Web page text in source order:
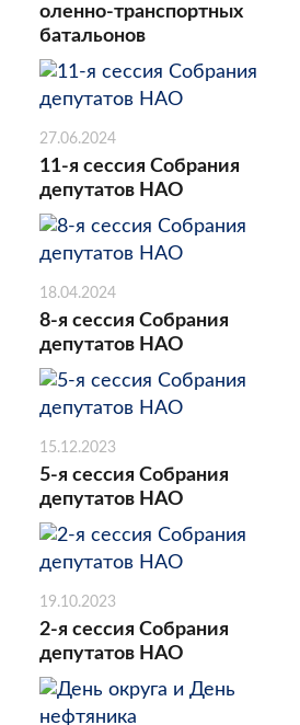
оленно-транспортных
батальонов
27.06.2024
11-я сессия Собрания
депутатов НАО
18.04.2024
8-я сессия Собрания
депутатов НАО
15.12.2023
5-я сессия Собрания
депутатов НАО
19.10.2023
2-я сессия Собрания
депутатов НАО